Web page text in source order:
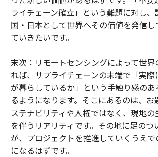
ライチェーン確立」という難題に対し
国・日本として世界へその価値を発信
ていきたいです。
末次：リモートセンシングによって世
れば、サプライチェーンの末端で「実際
が暮らしているか」という手触り感の
るようになります。そこにあるのは、
ステナビリティや人権ではなく、現地
を伴うリアリティです。その地に足のつ
が、プロジェクトを推進していくうえ
になるはずです。